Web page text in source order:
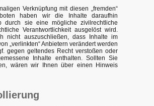
Verknüpfung mit diesen „fremden“
haben wir die Inhalte daraufhin
durch sie eine mögliche zivilrechtliche
Verantwortlichkeit ausgelöst wird.
nicht auszuschließen, dass Inhalte im
„verlinkten“ Anbietern verändert werden
gegen geltendes Recht verstoßen oder
Inhalte enthalten. Sollten Sie
wären wir Ihnen über einen Hinweis